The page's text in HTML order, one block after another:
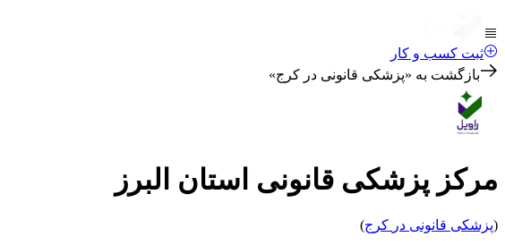
ثبت کسب و کار
بازگشت به «پزشکی قانونی در کرج»
مرکز پزشکی قانونی استان البرز
(پزشکی قانونی در کرج)